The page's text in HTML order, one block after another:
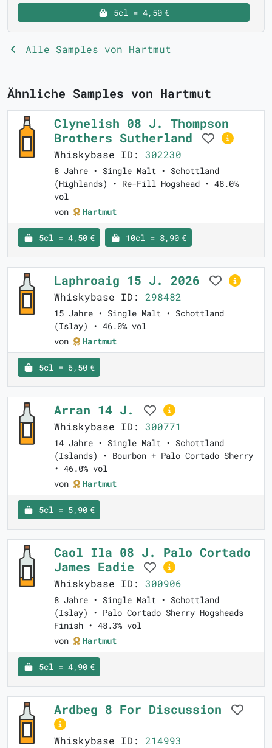
5cl = 4,50 €
Alle Samples von Hartmut
Ähnliche Samples von Hartmut
Clynelish 08 J. Thompson
Brothers Sutherland
Whiskybase ID: 302230
8 Jahre • Single Malt • Schottland
(Highlands) • Re-Fill Hogshead • 48.0%
vol
von
Hartmut
5cl = 4,50 € 10cl = 8,90 €
Laphroaig 15 J. 2026
Whiskybase ID: 298482
15 Jahre • Single Malt • Schottland
(Islay) • 46.0% vol
von
Hartmut
5cl = 6,50 €
Arran 14 J.
Whiskybase ID: 300771
14 Jahre • Single Malt • Schottland
(Islands) • Bourbon + Palo Cortado Sherry
• 46.0% vol
von
Hartmut
5cl = 5,90 €
Caol Ila 08 J. Palo Cortado
James Eadie
Whiskybase ID: 300906
8 Jahre • Single Malt • Schottland
(Islay) • Palo Cortado Sherry Hogsheads
Finish • 48.3% vol
von
Hartmut
5cl = 4,90 €
Ardbeg 8 For Discussion
Whiskybase ID: 214993